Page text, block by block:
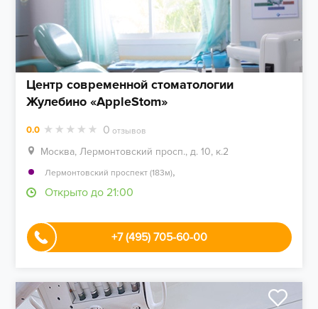
Центр современной стоматологии
Жулебино «AppleStom»
0.0 0 отзывов
Москва, Лермонтовский просп., д. 10, к.2
Лермонтовский проспект (183м),
Открыто до 21:00
+7 (495) 705-60-00